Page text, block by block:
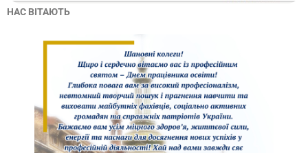
НАС ВІТАЮТЬ